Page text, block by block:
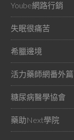
Yoube網路行銷
失眠很痛苦
希臘邊境
活力藥師網番外篇
糖尿病醫學協會
藥助Next學院